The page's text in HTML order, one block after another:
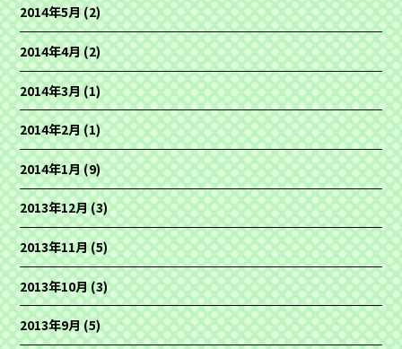
2014年5月(2)
2014年4月(2)
2014年3月(1)
2014年2月(1)
2014年1月(9)
2013年12月(3)
2013年11月(5)
2013年10月(3)
2013年9月(5)